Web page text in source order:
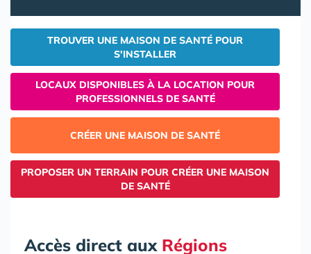
TROUVER UNE MAISON DE SANTÉ POUR
S'INSTALLER
LOCAUX DISPONIBLES À LA LOCATION POUR
PROFESSIONNELS DE SANTÉ
CRÉER UNE MAISON DE SANTÉ
PROPOSER UN TERRAIN POUR CRÉER UNE MAISON
DE SANTÉ
Accès direct aux Régions